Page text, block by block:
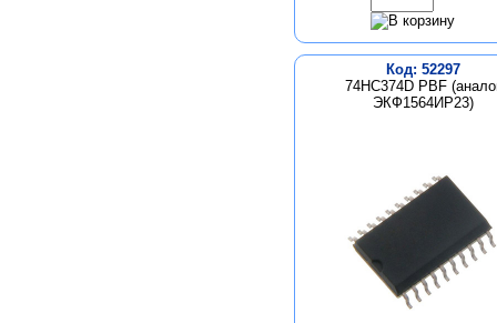
Код: 52297
74HC374D PBF
ЭКФ1564ИР23)